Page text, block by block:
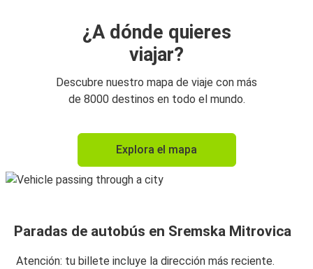
¿A dónde quieres
viajar?
Descubre nuestro mapa de viaje con más
de 8000 destinos en todo el mundo.
Explora el mapa
Paradas de autobús en Sremska Mitrovica
Atención: tu billete incluye la dirección más reciente.